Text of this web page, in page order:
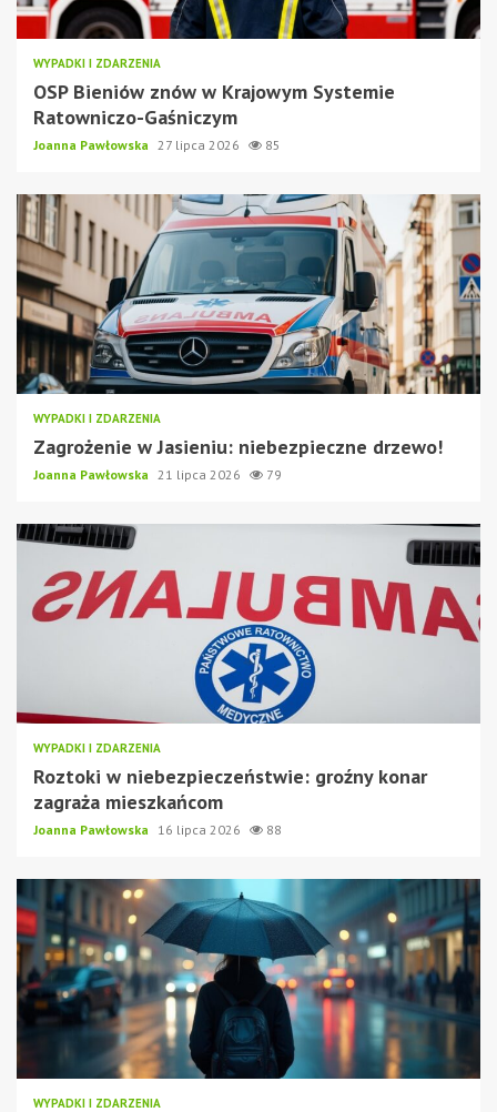
WYPADKI I ZDARZENIA
OSP Bieniów znów w Krajowym Systemie
Ratowniczo-Gaśniczym
Joanna Pawłowska 27 lipca 2026 85
WYPADKI I ZDARZENIA
Zagrożenie w Jasieniu: niebezpieczne drzewo!
Joanna Pawłowska 21 lipca 2026 79
WYPADKI I ZDARZENIA
Roztoki w niebezpieczeństwie: groźny konar
zagraża mieszkańcom
Joanna Pawłowska 16 lipca 2026 88
WYPADKI I ZDARZENIA